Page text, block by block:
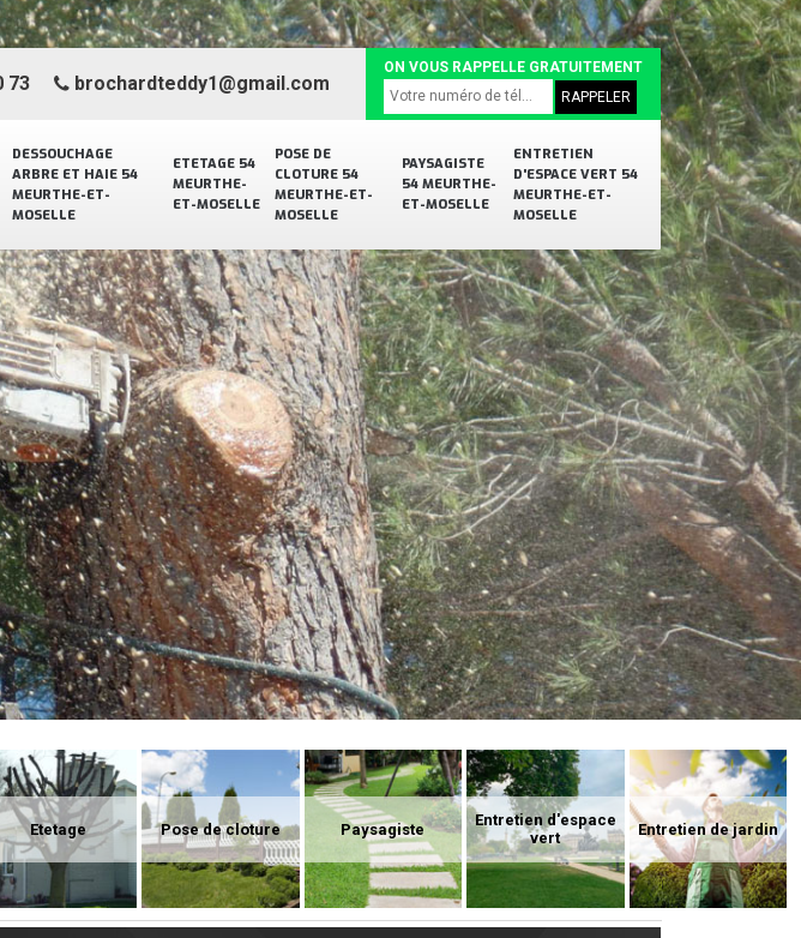
DESSOUCHAGE
ARBRE ET HAIE 54
MEURTHE-ET-
MOSELLE
ETETAGE 54
MEURTHE-
ET-MOSELLE
POSE DE
CLOTURE 54
MEURTHE-ET-
MOSELLE
PAYSAGISTE
54 MEURTHE-
ET-MOSELLE
ENTRETIEN
D'ESPACE VERT 54
MEURTHE-ET-
MOSELLE
73 brochardteddy1@gmail.com
ON VOUS RAPPELLE GRATUITEMENT
Etetage Pose de cloture Paysagiste
Entretien d'espace
vert
Entretien de jardin